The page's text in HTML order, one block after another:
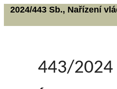
2024/443 Sb., Nařízení
443/2024